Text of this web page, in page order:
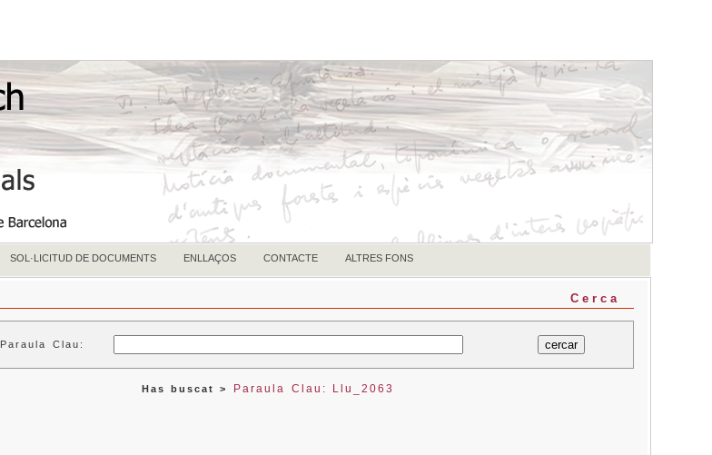
SOL·LICITUD DE DOCUMENTS ENLLAÇOS CONTACTE ALTRES FONS
Cerca
Paraula Clau:
Has buscat > Paraula Clau: Llu_2063